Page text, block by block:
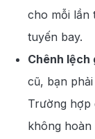
cho mỗi lần
tuyến bay.
Chênh lệch
cũ, bạn
Trường hợp
không hoàn